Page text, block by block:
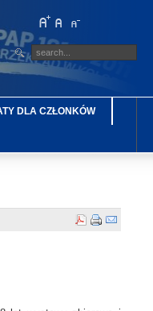
DLA CZŁONKÓW